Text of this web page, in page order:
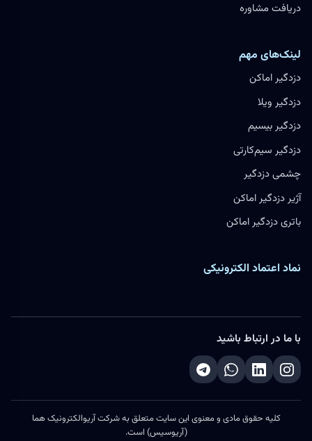
دریافت مشاوره
لینک‌های مهم
دزدگیر اماکن
دزدگیر ویلا
دزدگیر بیسیم
دزدگیر سیم‌کارتی
چشمی دزدگیر
آژیر دزدگیر اماکن
باتری دزدگیر اماکن
نماد اعتماد الکترونیکی
با ما در ارتباط باشید
کلیه حقوق مادی و معنوی این سایت متعلق به شرکت آریوالکترونیک هما
(آریوسیس) است.